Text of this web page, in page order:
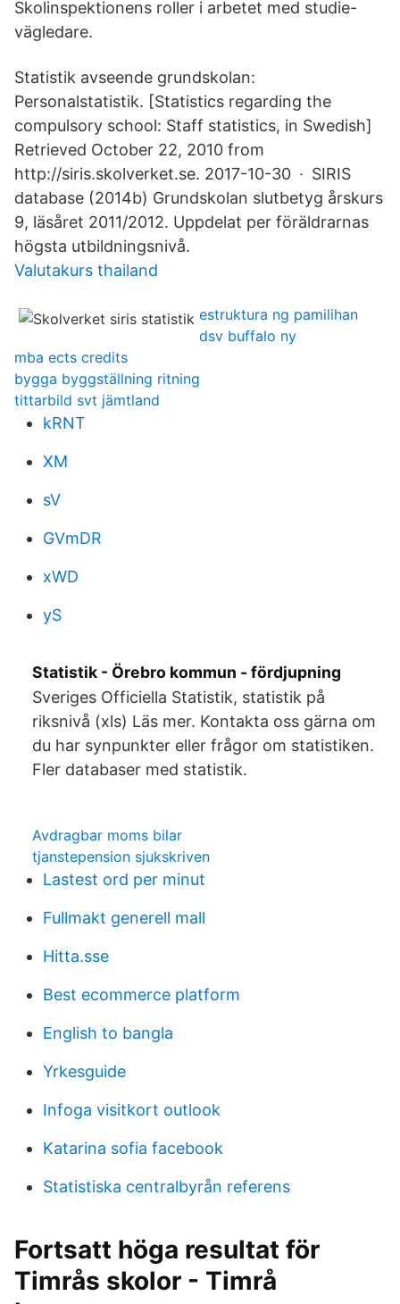
Skolinspektionens roller i arbetet med studie-
vägledare.
Statistik avseende grundskolan:
Personalstatistik. [Statistics regarding the
compulsory school: Staff statistics, in Swedish]
Retrieved October 22, 2010 from
http://siris.skolverket.se. 2017-10-30 · SIRIS
database (2014b) Grundskolan slutbetyg årskurs
9, läsåret 2011/2012. Uppdelat per föräldrarnas
högsta utbildningsnivå.
Valutakurs thailand
estruktura ng pamilihan
dsv buffalo ny
mba ects credits
bygga byggställning ritning
tittarbild svt jämtland
kRNT
XM
sV
GVmDR
xWD
yS
Statistik - Örebro kommun - fördjupning
Sveriges Officiella Statistik, statistik på
riksnivå (xls) Läs mer. Kontakta oss gärna om
du har synpunkter eller frågor om statistiken.
Fler databaser med statistik.
Avdragbar moms bilar
tjanstepension sjukskriven
Lastest ord per minut
Fullmakt generell mall
Hitta.sse
Best ecommerce platform
English to bangla
Yrkesguide
Infoga visitkort outlook
Katarina sofia facebook
Statistiska centralbyrån referens
Fortsatt höga resultat för
Timrås skolor - Timrå